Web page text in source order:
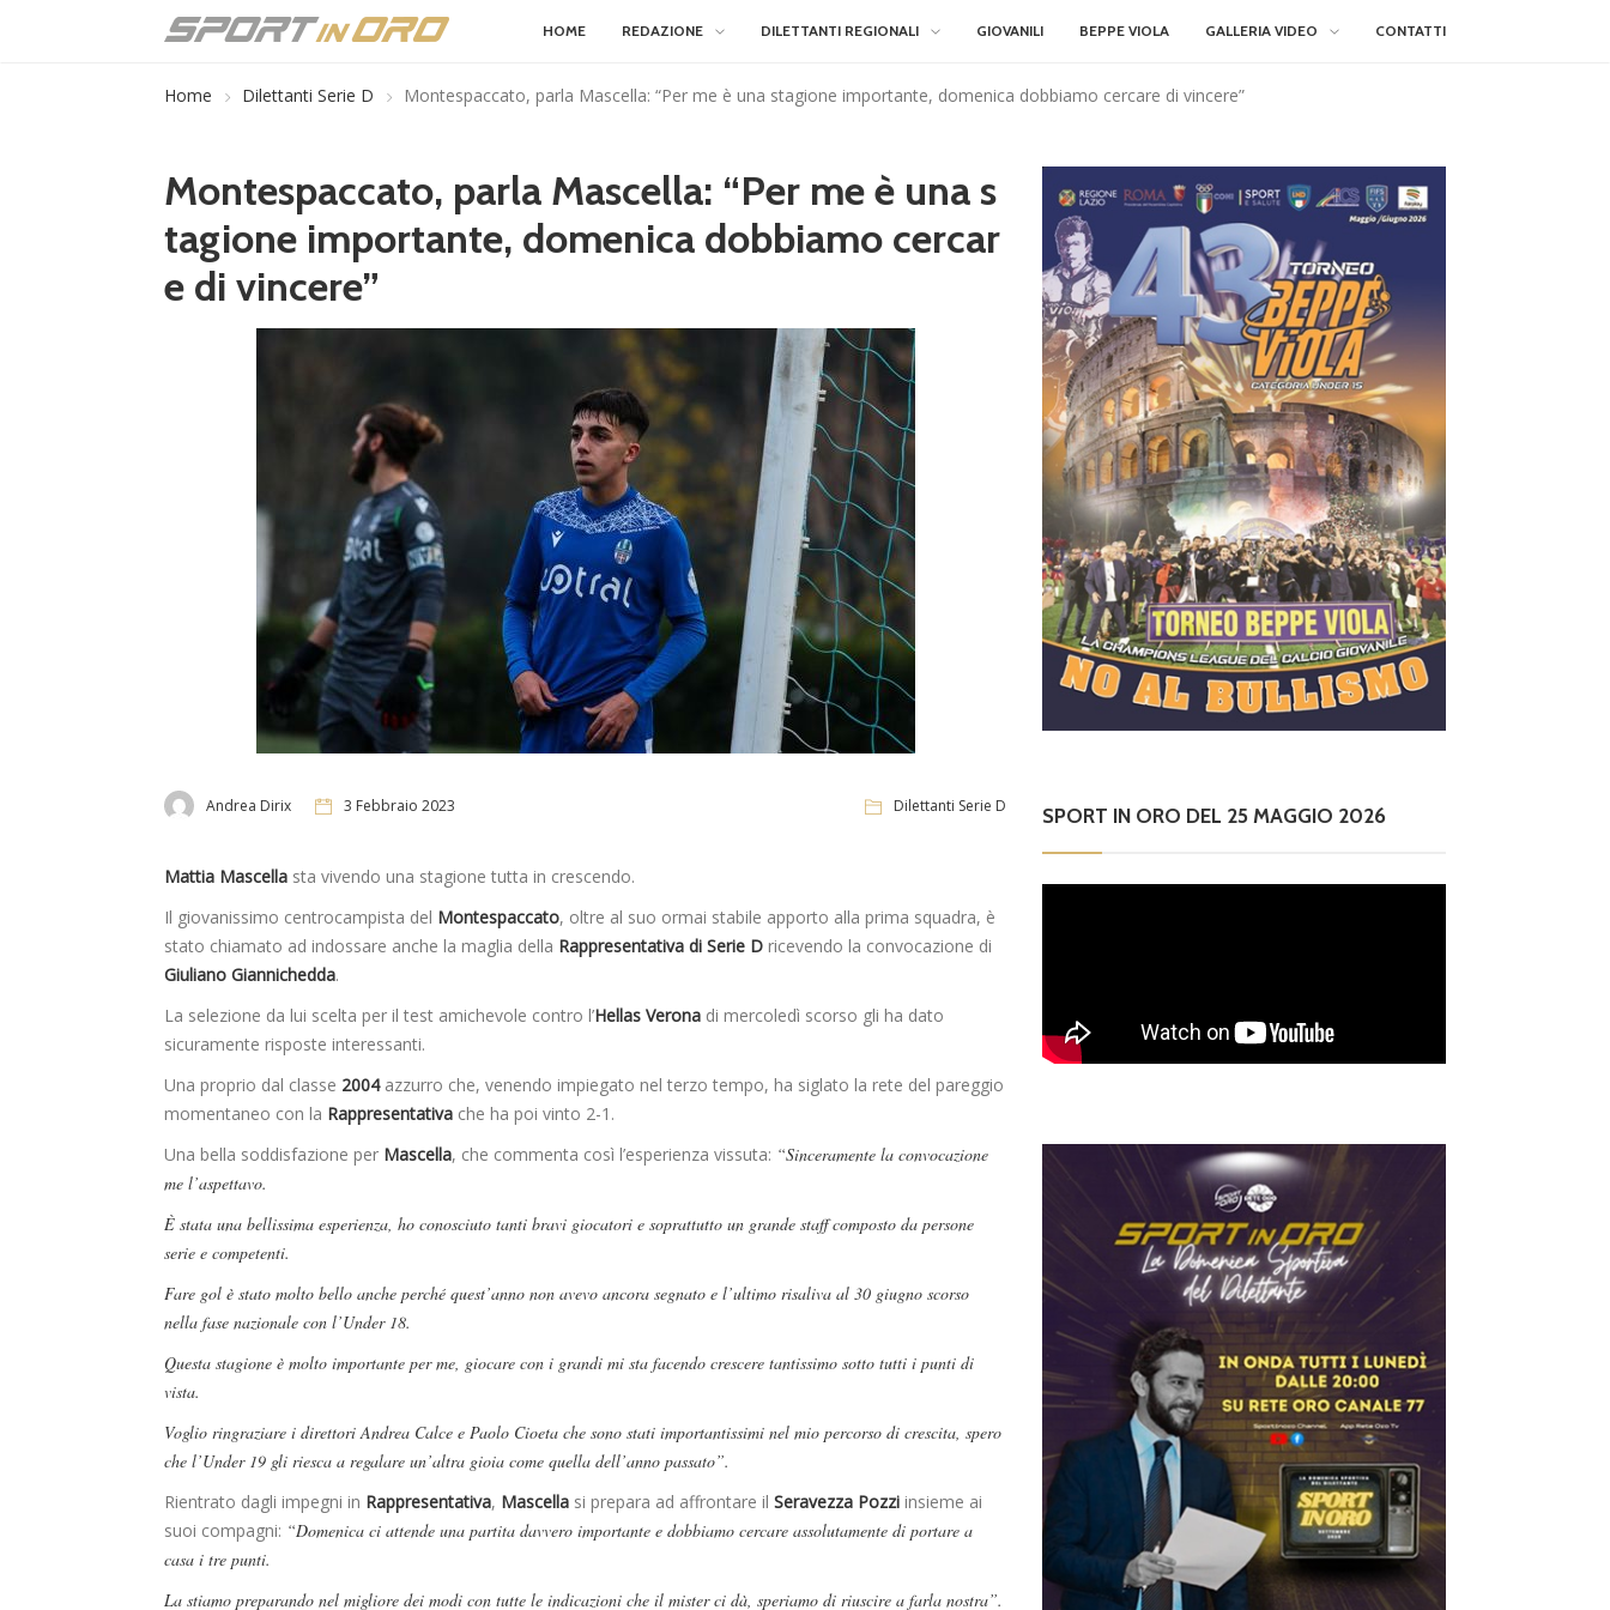
HOME REDAZIONE DILETTANTI REGIONALI GIOVANILI BEPPE VIOLA GALLERIA VIDEO CONTATTI
Home Dilettanti Serie D Montespaccato, parla Mascella: “Per me è una stagione importante, domenica dobbiamo cercare di vincere”
Montespaccato, parla Mascella: “Per me è una s
tagione importante, domenica dobbiamo cercar
e di vincere”
Andrea Dirix 3 Febbraio 2023 Dilettanti Serie D
Mattia Mascella sta vivendo una stagione tutta in crescendo.
Il giovanissimo centrocampista del Montespaccato, oltre al suo ormai stabile apporto alla prima squadra, è
stato chiamato ad indossare anche la maglia della Rappresentativa di Serie D ricevendo la convocazione di
Giuliano Giannichedda.
La selezione da lui scelta per il test amichevole contro l’Hellas Verona di mercoledì scorso gli ha dato
sicuramente risposte interessanti.
Una proprio dal classe 2004azzurro che, venendo impiegato nel terzo tempo, ha siglato la rete del pareggio
momentaneo con la Rappresentativa che ha poi vinto 2-1.
Una bella soddisfazione per Mascella, che commenta così l’esperienza vissuta: “Sinceramente la convocazione
me l’aspettavo.
È stata una bellissima esperienza, ho conosciuto tanti bravi giocatori e soprattutto un grande staff composto da persone
serie e competenti.
Fare gol è stato molto bello anche perché quest’anno non avevo ancora segnato e l’ultimo risaliva al 30 giugno scorso
nella fase nazionale con l’Under 18.
Questa stagione è molto importante per me, giocare con i grandi mi sta facendo crescere tantissimo sotto tutti i punti di
vista.
Voglio ringraziare i direttori Andrea Calce e Paolo Cioeta che sono stati importantissimi nel mio percorso di crescita, spero
che l’Under 19 gli riesca a regalare un’altra gioia come quella dell’anno passato”.
Rientrato dagli impegni in Rappresentativa, Mascella si prepara ad affrontare il Seravezza Pozzi insieme ai
suoi compagni: “Domenica ci attende una partita davvero importante e dobbiamo cercare assolutamente di portare a
casa i tre punti.
La stiamo preparando nel migliore dei modi con tutte le indicazioni che il mister ci dà, speriamo di riuscire a farla nostra”.
SPORT IN ORO DEL 25 MAGGIO 2026